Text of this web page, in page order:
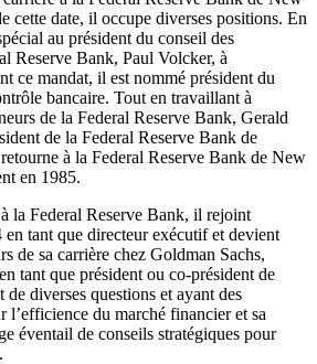
cette date, il occupe diverses positions. En
au président du conseil des
Reserve Bank, Paul Volcker, à
ce mandat, il est nommé président du
bancaire. Tout en travaillant à
de la Federal Reserve Bank, Gerald
de la Federal Reserve Bank de
à la Federal Reserve Bank de New
en 1985.
la Federal Reserve Bank, il rejoint
tant que directeur exécutif et devient
de sa carrière chez Goldman Sachs,
tant que président ou co-président de
diverses questions et ayant des
l’efficience du marché financier et sa
éventail de conseils stratégiques pour